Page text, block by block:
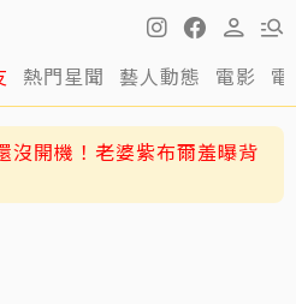
熱門星聞 藝人動態 電影
沒開機！老婆紫布爾羞曝背